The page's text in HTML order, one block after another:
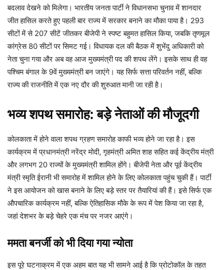
बदलाव देखने को मिलेगा। भारतीय जनता पार्टी ने विधानसभा चुनाव में शानदार
जीत हासिल करते हुए पहली बार राज्य में सरकार बनाने का मौका पाया है। 293
सीटों में से 207 सीटें जीतकर बीजेपी ने स्पष्ट बहुमत हासिल किया, जबकि तृणमूल
कांग्रेस 80 सीटों पर सिमट गई। विधायक दल की बैठक में शुभेंदु अधिकारी को
नेता चुना गया और अब वह आज मुख्यमंत्री पद की शपथ लेंगे। इसके साथ ही वह
पश्चिम बंगाल के 9वें मुख्यमंत्री बन जाएंगे। यह सिर्फ सत्ता परिवर्तन नहीं, बल्कि
राज्य की राजनीति में एक नए दौर की शुरुआत मानी जा रही है।
भव्य शपथ समारोह: बड़े नेताओं की मौजूदगी
कोलकाता में होने वाला शपथ ग्रहण समारोह काफी भव्य होने जा रहा है। इस
कार्यक्रम में प्रधानमंत्री नरेंद्र मोदी, गृहमंत्री अमित शाह सहित कई केंद्रीय मंत्री
और लगभग 20 राज्यों के मुख्यमंत्री शामिल होंगे। बीजेपी नेता और पूर्व केंद्रीय
मंत्री स्मृति ईरानी भी समारोह में शामिल होने के लिए कोलकाता पहुंच चुकी हैं। पार्टी
ने इस आयोजन को खास बनाने के लिए बड़े स्तर पर तैयारियां की हैं। इसे सिर्फ एक
औपचारिक कार्यक्रम नहीं, बल्कि ऐतिहासिक मौके के रूप में पेश किया जा रहा है,
जहां देशभर के बड़े चेहरे एक मंच पर नजर आएंगे।
ममता बनर्जी को भी दिया गया न्योता
इस पूरे घटनाक्रम में एक अहम बात यह भी सामने आई है कि प्रोटोकॉल के तहत